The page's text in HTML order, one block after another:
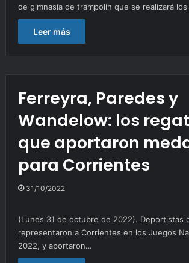
de gimnasia de trampolín que se realizará
Leer más
Ferreyra, Paredes y
Wandelow: los
que aportaron
para Corrientes
31/10/2022
(Lunes 31 de octubre de 2022). Deportistas
representaron a Corrientes en los Juegos
2022, y aportaron…